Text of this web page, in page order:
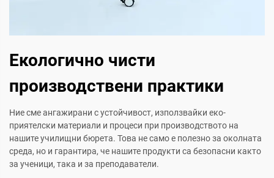
Екологично чисти
производствени практики
Ние сме ангажирани с устойчивост, използвайки еко-
приятелски материали и процеси при производството на
нашите училищни бюрета. Това не само е полезно за околната
среда, но и гарантира, че нашите продукти са безопасни както
за ученици, така и за преподаватели.